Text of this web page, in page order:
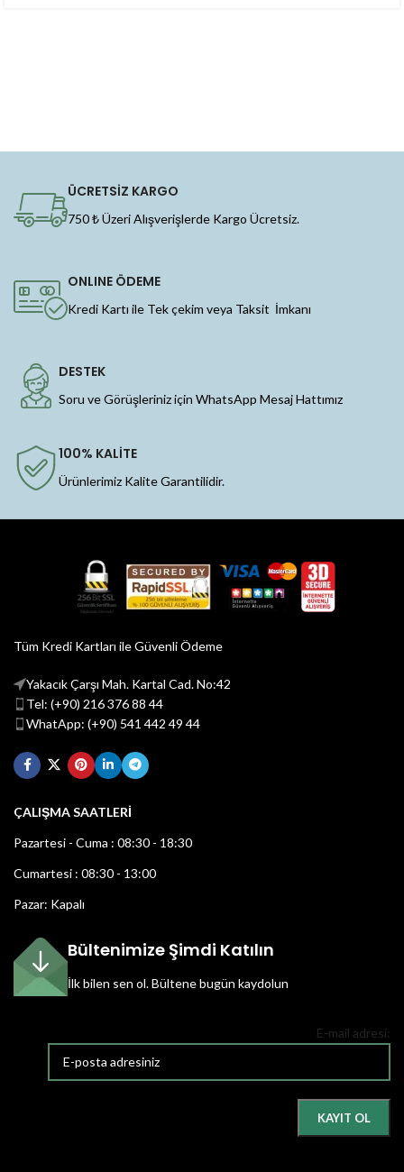
ÜCRETSİZ KARGO
750 ₺ Üzeri Alışverişlerde Kargo Ücretsiz.
ONLINE ÖDEME
Kredi Kartı ile Tek çekim veya Taksit İmkanı
DESTEK
Soru ve Görüşleriniz için WhatsApp Mesaj Hattımız
100% KALİTE
Ürünlerimiz Kalite Garantilidir.
Tüm Kredi Kartları ile Güvenli Ödeme
Yakacık Çarşı Mah. Kartal Cad. No:42
Tel: (+90) 216 376 88 44
WhatApp: (+90) 541 442 49 44
ÇALIŞMA SAATLERİ
Pazartesi - Cuma : 08:30 - 18:30
Cumartesi : 08:30 - 13:00
Pazar: Kapalı
Bültenimize Şimdi Katılın
İlk bilen sen ol.Bültene bugün kaydolun
E-mail adresi: